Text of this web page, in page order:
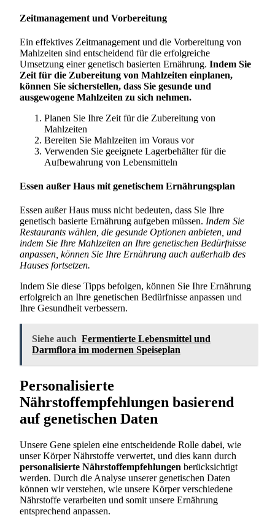
Zeitmanagement und Vorbereitung
Ein effektives Zeitmanagement und die Vorbereitung von
Mahlzeiten sind entscheidend für die erfolgreiche
Umsetzung einer genetisch basierten Ernährung. Indem Sie
Zeit für die Zubereitung von Mahlzeiten einplanen,
können Sie sicherstellen, dass Sie gesunde und
ausgewogene Mahlzeiten zu sich nehmen.
Planen Sie Ihre Zeit für die Zubereitung von
Mahlzeiten
Bereiten Sie Mahlzeiten im Voraus vor
Verwenden Sie geeignete Lagerbehälter für die
Aufbewahrung von Lebensmitteln
Essen außer Haus mit genetischem Ernährungsplan
Essen außer Haus muss nicht bedeuten, dass Sie Ihre
genetisch basierte Ernährung aufgeben müssen. Indem Sie
Restaurants wählen, die gesunde Optionen anbieten, und
indem Sie Ihre Mahlzeiten an Ihre genetischen Bedürfnisse
anpassen, können Sie Ihre Ernährung auch außerhalb des
Hauses fortsetzen.
Indem Sie diese Tipps befolgen, können Sie Ihre Ernährung
erfolgreich an Ihre genetischen Bedürfnisse anpassen und
Ihre Gesundheit verbessern.
Siehe auch Fermentierte Lebensmittel und
Darmflora im modernen Speiseplan
Personalisierte
Nährstoffempfehlungen basierend
auf genetischen Daten
Unsere Gene spielen eine entscheidende Rolle dabei, wie
unser Körper Nährstoffe verwertet, und dies kann durch
personalisierte Nährstoffempfehlungen berücksichtigt
werden. Durch die Analyse unserer genetischen Daten
können wir verstehen, wie unsere Körper verschiedene
Nährstoffe verarbeiten und somit unsere Ernährung
entsprechend anpassen.